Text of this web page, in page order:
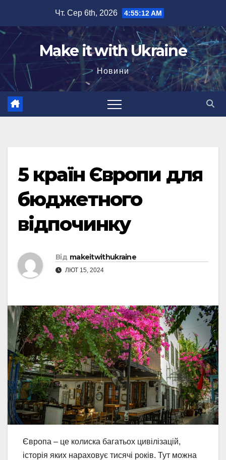
вмісту
Чт. Сер 6th, 2026 4:55:12 AM
Make it with Ukraine
Новини
5 країн Європи для
бюджетного
відпочинку
Від makeitwithukraine
ЛЮТ 15, 2024
Європа – це колиска багатьох цивілізацій,
історія яких нараховує тисячі років. Тут можна